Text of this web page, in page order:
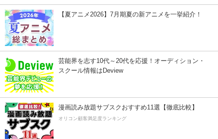
【夏アニメ2026】7月期夏の新アニメを一挙紹介！
芸能界を志す10代～20代を応援！オーディション・
スクール情報はDeview
漫画読み放題サブスクおすすめ11選【徹底比較】
オリコン顧客満足度ランキング